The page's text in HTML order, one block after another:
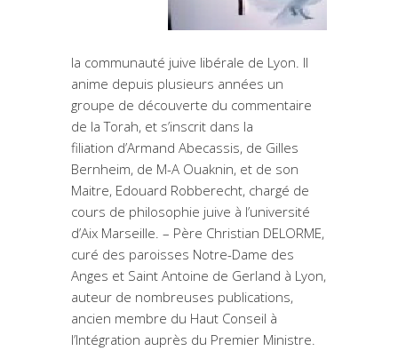
la communauté juive libérale de Lyon. Il
anime depuis plusieurs années un
groupe de découverte du commentaire
de la Torah, et s’inscrit dans la
filiation d’Armand Abecassis, de Gilles
Bernheim, de M-A Ouaknin, et de son
Maitre, Edouard Robberecht, chargé de
cours de philosophie juive à l’université
d’Aix Marseille. – Père Christian DELORME,
curé des paroisses Notre-Dame des
Anges et Saint Antoine de Gerland à Lyon,
auteur de nombreuses publications,
ancien membre du Haut Conseil à
l’Intégration auprès du Premier Ministre.